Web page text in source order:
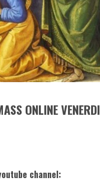
ONLINE VENERDI
channel: